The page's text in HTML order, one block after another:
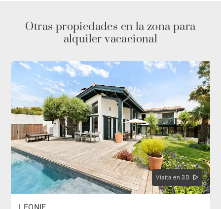
Otras propiedades en la zona para
alquiler vacacional
Visita en 3D